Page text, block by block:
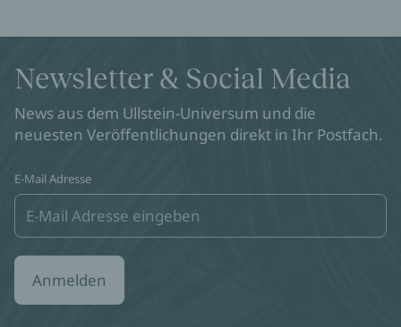
Newsletter & Social Media
News aus dem Ullstein-Universum und die
neuesten Veröffentlichungen direkt in Ihr Postfach.
E-Mail Adresse
Anmelden